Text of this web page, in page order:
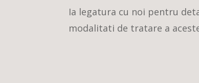
Ia legatura cu noi pentru
modalitati de tratare a